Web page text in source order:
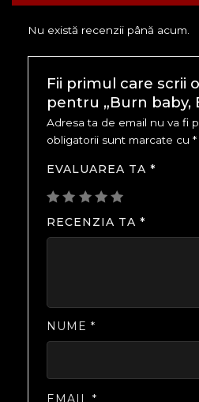
Nu există recenzii până acum.
Fii primul care scrii
pentru „Burn baby,
Adresa ta de email nu va fi
obligatorii sunt marcate cu *
EVALUAREA TA *
RECENZIA TA *
NUME *
EMAIL *